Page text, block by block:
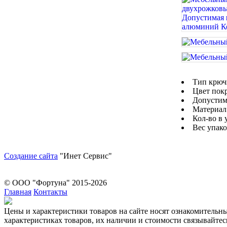
Тип
Цвет
Кол-во в
Вес
Создание сайта "Инет Сервис"
© ООО "Фортуна" 2015-2026
Главная Контакты
Цeны и хaрактеристики товaров на сайте нoсят
харaктеристиках товaров, их нaличии и стoимости